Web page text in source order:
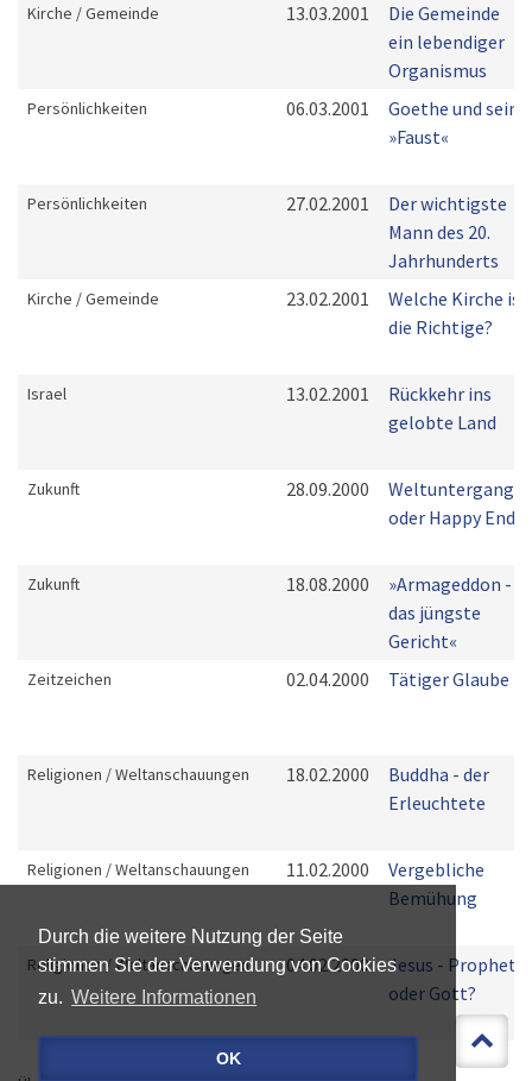
Durch die weitere Nutzung der Seite
stimmen Sie der Verwendung von Cookies
zu. Weitere Informationen
OK
Kirche / Gemeinde 13.03.2001
Die Gemeinde 
ein lebendiger
Organismus
Persönlichkeiten 06.03.2001
Goethe und sein
»Faust«
Persönlichkeiten 27.02.2001
Der wichtigste
Mann des 20.
Jahrhunderts
Kirche / Gemeinde 23.02.2001
Welche Kirche ist
die Richtige?
Israel 13.02.2001
Rückkehr ins
gelobte Land
Zukunft 28.09.2000
Weltuntergang -
oder Happy End?
Zukunft 18.08.2000
»Armageddon -
das jüngste
Gericht«
Zeitzeichen 02.04.2000 Tätiger Glaube
Religionen / Weltanschauungen 18.02.2000
Buddha - der
Erleuchtete
Religionen / Weltanschauungen 11.02.2000
Vergebliche
Bemühung
Religionen / Weltanschauungen 04.02.2000
Jesus - Prophet
oder Gott?